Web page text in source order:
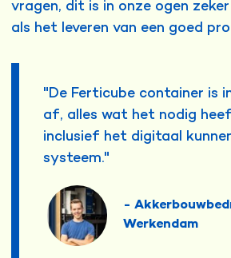
vragen, dit is in onze ogen
als het leveren van een goed
"De Ferticube container is
af, alles wat het nodig
inclusief het digitaal
systeem."
-
Werkendam